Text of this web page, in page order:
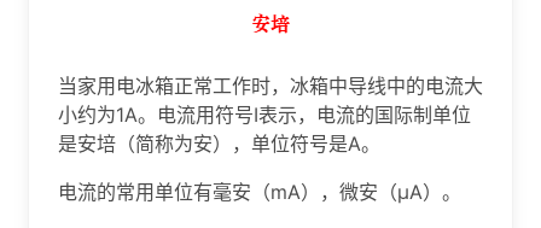
当家用电冰箱正常工作时，冰箱中导线中的电流大
小约为1A。电流用符号I表示，电流的国际制单位
是安培（简称为安），单位符号是A。
电流的常用单位有毫安（mA），微安（μA）。